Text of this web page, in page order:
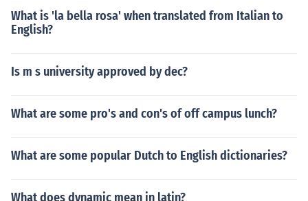
What is 'la bella rosa' when translated from Italian to
English?
Is m s university approved by dec?
What are some pro's and con's of off campus lunch?
What are some popular Dutch to English dictionaries?
What does dynamic mean in latin?